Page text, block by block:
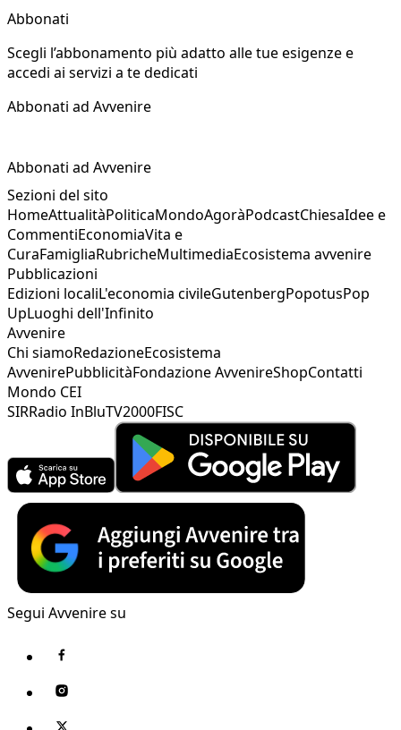
Abbonati
Scegli l’abbonamento più adatto alle tue esigenze e
accedi ai servizi a te dedicati
Abbonati ad Avvenire
Abbonati ad Avvenire
Sezioni del sito
HomeAttualitàPoliticaMondoAgoràPodcastChiesaIdee e
CommentiEconomiaVita e
CuraFamigliaRubricheMultimediaEcosistema avvenire
Pubblicazioni
Edizioni localiL'economia civileGutenbergPopotusPop
UpLuoghi dell'Infinito
Avvenire
Chi siamoRedazioneEcosistema
AvvenirePubblicitàFondazione AvvenireShopContatti
Mondo CEI
SIRRadio InBluTV2000FISC
Segui Avvenire su